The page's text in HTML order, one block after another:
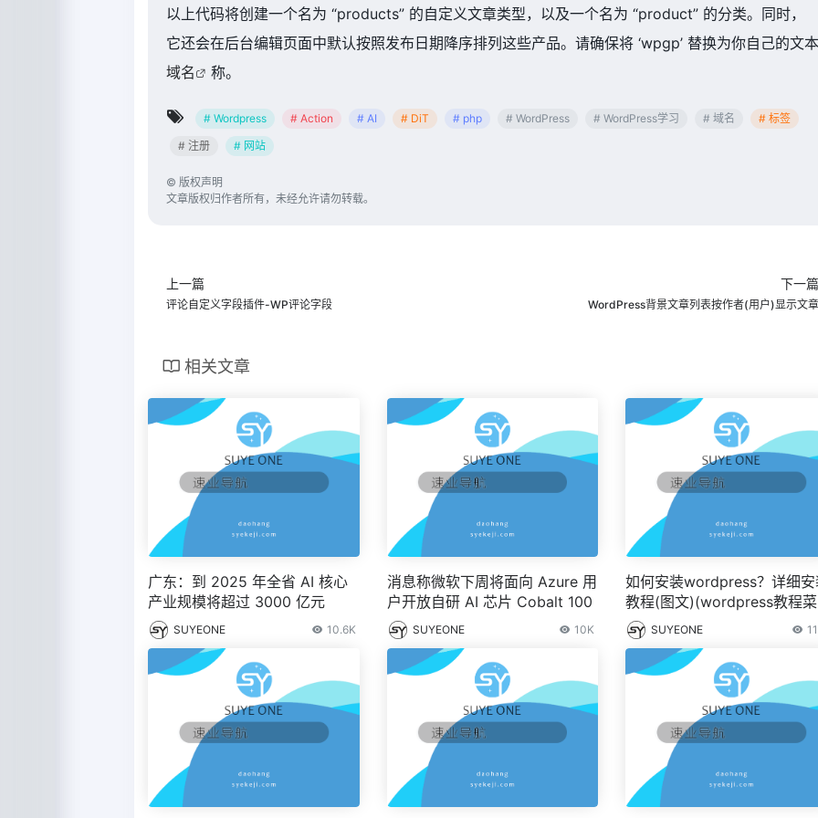
以上代码将创建一个名为 “products” 的自定义文章类型，以及一个名为 “product” 的分类。同时，
它还会在后台编辑页面中默认按照发布日期降序排列这些产品。请确保将 ‘wpgp’ 替换为你自己的文本
域名
称。
# Wordpress # Action # AI # DiT # php # WordPress # WordPress学习 # 域名
# 标签
# 注册
# 网站
© 版权声明
文章版权归作者所有，未经允许请勿转载。
上一篇
评论自定义字段插件-WP评论字段
下一篇
WordPress背景文章列表按作者(用户)显示文章
相关文章
广东：到 2025 年全省 AI 核心
产业规模将超过 3000 亿元
SUYEONE 10.6K
消息称微软下周将面向 Azure 用
户开放自研 AI 芯片 Cobalt 100
SUYEONE 10K
如何安装wordpress？详细安
教程(图文)(wordpress教程菜
教程)SUYEONE